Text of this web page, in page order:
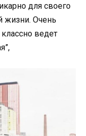
для своего
жизни. Очень
ведет